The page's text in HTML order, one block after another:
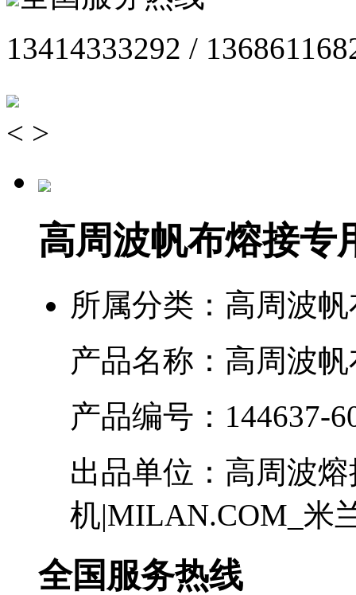
13414333292 /
< >
高周波帆布熔接专
所属分类： 高周波
产品名称： 高周波
产品编号： 144637-
出品单位： 高周波
机|MILAN.COM_米
全国服务热线